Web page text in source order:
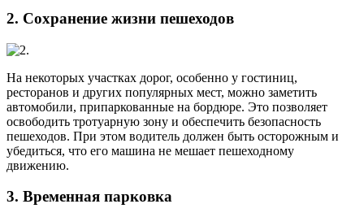
2. Сохранение жизни пешеходов
На некоторых участках дорог, особенно у гостиниц,
ресторанов и других популярных мест, можно заметить
автомобили, припаркованные на бордюре. Это позволяет
освободить тротуарную зону и обеспечить безопасность
пешеходов. При этом водитель должен быть осторожным и
убедиться, что его машина не мешает пешеходному
движению.
3. Временная парковка